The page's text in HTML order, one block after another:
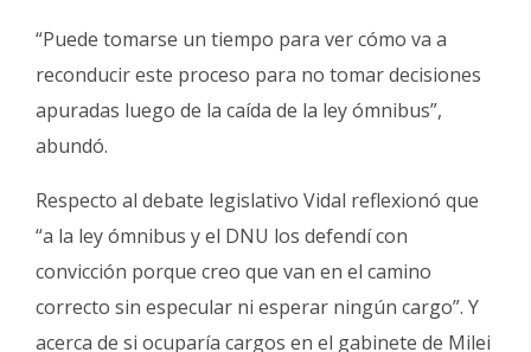
“Puede tomarse un tiempo para ver cómo va a
reconducir este proceso para no tomar decisiones
apuradas luego de la caída de la ley ómnibus”,
abundó.
Respecto al debate legislativo Vidal reflexionó que
“a la ley ómnibus y el DNU los defendí con
convicción porque creo que van en el camino
correcto sin especular ni esperar ningún cargo”. Y
acerca de si ocuparía cargos en el gabinete de Milei